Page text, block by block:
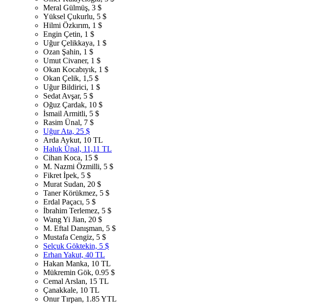
Meral Gülmüş, 3 $
Yüksel Çukurlu, 5 $
Hilmi Özkırım, 1 $
Engin Çetin, 1 $
Uğur Çelikkaya, 1 $
Ozan Şahin, 1 $
Umut Civaner, 1 $
Okan Kocabıyık, 1 $
Okan Çelik, 1,5 $
Uğur Bildirici, 1 $
Sedat Avşar, 5 $
Oğuz Çardak, 10 $
İsmail Armitli, 5 $
Rasim Ünal, 7 $
Uğur Ata, 25 $
Arda Aykut, 10 TL
Haluk Ünal, 11,11 TL
Cihan Koca, 15 $
M. Nazmi Özmilli, 5 $
Fikret İpek, 5 $
Murat Sudan, 20 $
Taner Körükmez, 5 $
Erdal Paçacı, 5 $
İbrahim Terlemez, 5 $
Wang Yi Jian, 20 $
M. Eftal Danışman, 5 $
Mustafa Cengiz, 5 $
Selçuk Göktekin, 5 $
Erhan Yakut, 40 TL
Hakan Manka, 10 TL
Mükremin Gök, 0.95 $
Cemal Arslan, 15 TL
Çanakkale, 10 TL
Onur Tırpan, 1.85 YTL